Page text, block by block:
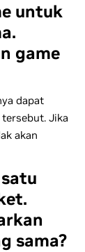
untuk
game
dapat
Jika
akan
sama?